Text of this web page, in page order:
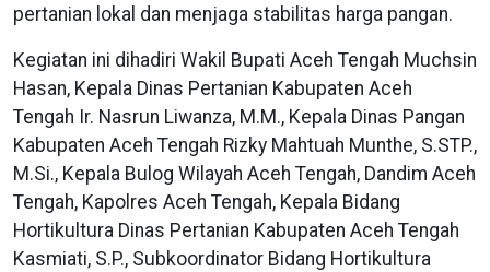
pertanian lokal dan menjaga stabilitas harga pangan.
Kegiatan ini dihadiri Wakil Bupati Aceh Tengah Muchsin
Hasan, Kepala Dinas Pertanian Kabupaten Aceh
Tengah Ir. Nasrun Liwanza, M.M., Kepala Dinas Pangan
Kabupaten Aceh Tengah Rizky Mahtuah Munthe, S.STP.,
M.Si., Kepala Bulog Wilayah Aceh Tengah, Dandim Aceh
Tengah, Kapolres Aceh Tengah, Kepala Bidang
Hortikultura Dinas Pertanian Kabupaten Aceh Tengah
Kasmiati, S.P., Subkoordinator Bidang Hortikultura